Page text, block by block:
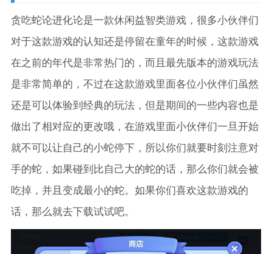
贪吃蛇论进化论是一款休闲益智类游戏，很多小伙伴们
对于这款游戏的认知还是停留在童年的时候，这款游戏
在之前的年代是非常热门的，而且最先版本的游戏玩法
是非常简单的，不过在这款游戏里面各位小伙伴们虽然
还是可以体验到经典的玩法，但是期间的一些内容也是
做出了相对应的更改哦，在游戏里面小伙伴们一旦开始
就不可以让自己的小蛇停下，所以你们就要时刻注意对
手的蛇，如果碰到比自己大的蛇的话，那么你们就会被
吃掉，并且变成最小的蛇。如果你们喜欢这款游戏的
话，那么就去下载试试吧。